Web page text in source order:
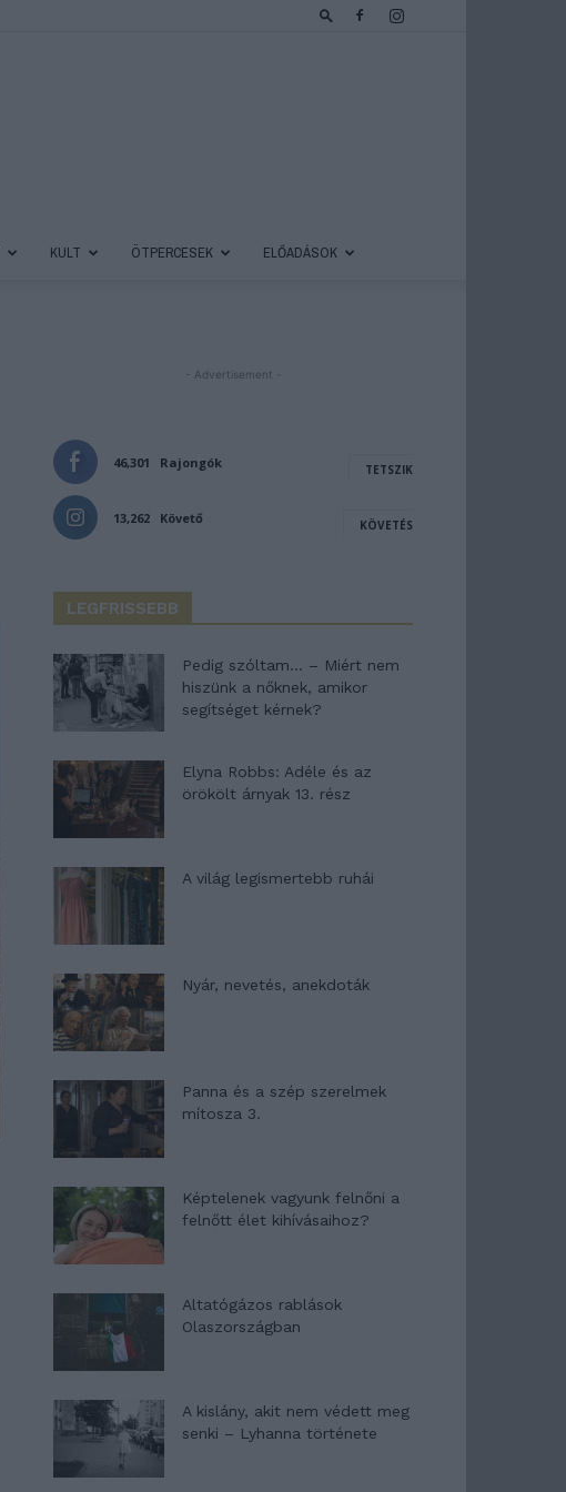
KULT ÖTPERCESEK ELŐADÁSOK
- Advertisement -
46,301 Rajongók TETSZIK
13,262 Követő KÖVETÉS
LEGFRISSEBB
Pedig szóltam… – Miért nem
hiszünk a nőknek, amikor
segítséget kérnek?
Elyna Robbs: Adéle és az
örökölt árnyak 13. rész
A világ legismertebb ruhái
Nyár, nevetés, anekdoták
Panna és a szép szerelmek
mítosza 3.
Képtelenek vagyunk felnőni a
felnőtt élet kihívásaihoz?
Altatógázos rablások
Olaszországban
A kislány, akit nem védett meg
senki – Lyhanna története